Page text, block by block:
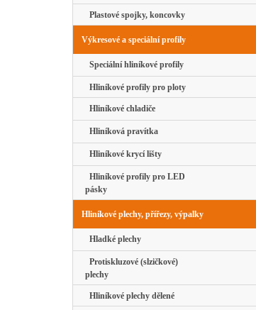
Plastové spojky, koncovky
Výkresové a speciální profily
Speciální hliníkové profily
Hliníkové profily pro ploty
Hliníkové chladiče
Hliníková pravítka
Hliníkové krycí lišty
Hliníkové profily pro LED
pásky
Hliníkové plechy, přířezy, výpalky
Hladké plechy
Protiskluzové (slzičkové)
plechy
Hliníkové plechy dělené